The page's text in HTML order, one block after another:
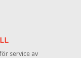
service av